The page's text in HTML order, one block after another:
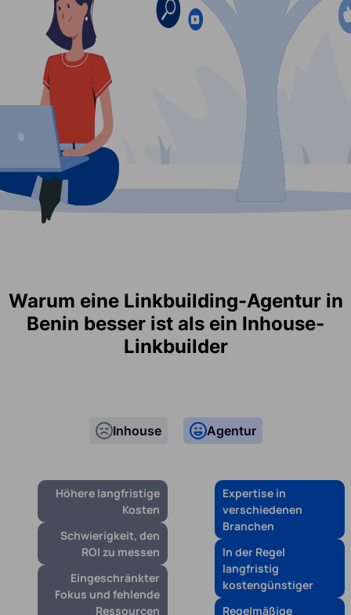
Warum eine Linkbuilding-Agentur in
Benin besser ist als ein Inhouse-
Linkbuilder
Inhouse
Höhere langfristige
Kosten
Schwierigkeit, den
ROI zu messen
Eingeschränkter
Fokus und fehlende
Ressourcen
Agentur
Expertise in
verschiedenen
Branchen
In der Regel
langfristig
kostengünstiger
Regelmäßige